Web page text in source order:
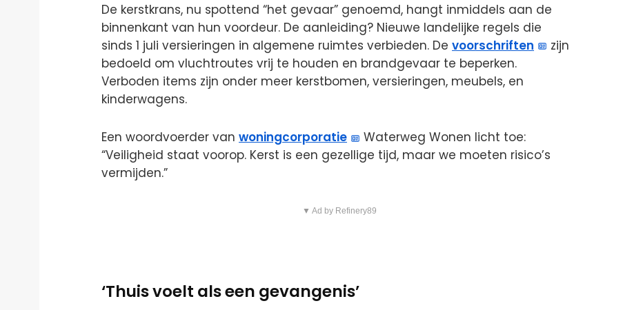
De kerstkrans, nu spottend “het gevaar” genoemd, hangt inmiddels aan de
binnenkant van hun voordeur. De aanleiding? Nieuwe landelijke regels die
sinds 1 juli versieringen in algemene ruimtes verbieden. De voorschriften
zijn
bedoeld om vluchtroutes vrij te houden en brandgevaar te beperken.
Verboden items zijn onder meer kerstbomen, versieringen, meubels, en
kinderwagens.
Een woordvoerder van woningcorporatie
Waterweg Wonen licht toe:
“Veiligheid staat voorop. Kerst is een gezellige tijd, maar we moeten risico’s
vermijden.”
▼ Ad by Refinery89
‘Thuis voelt als een gevangenis’